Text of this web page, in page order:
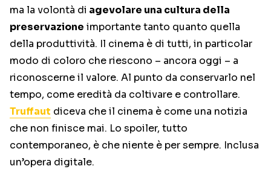
ma la volontà di agevolare una cultura della
preservazione importante tanto quanto quella
della produttività. Il cinema è di tutti, in particolar
modo di coloro che riescono – ancora oggi – a
riconoscerne il valore. Al punto da conservarlo nel
tempo, come eredità da coltivare e controllare.
Truffaut diceva che il cinema è come una notizia
che non finisce mai. Lo spoiler, tutto
contemporaneo, è che niente è per sempre. Inclusa
un’opera digitale.